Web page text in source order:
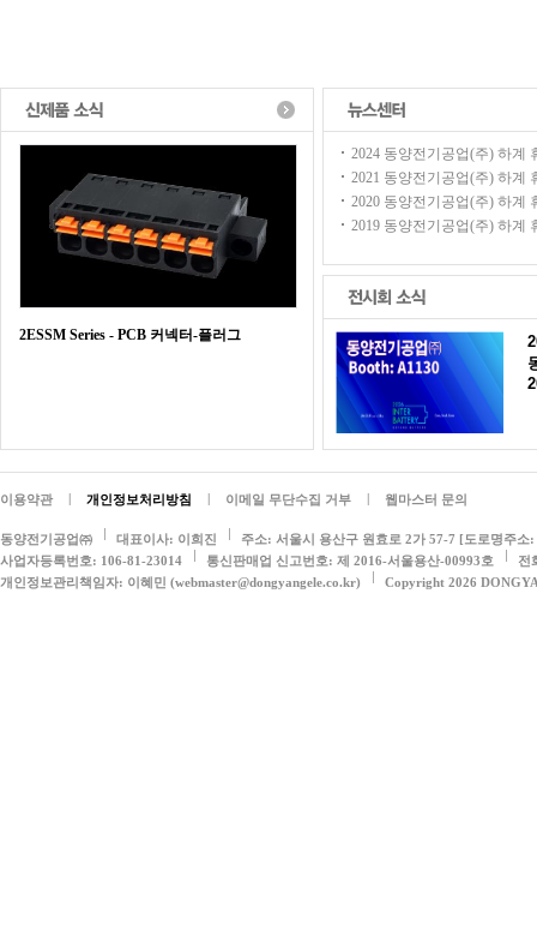
2ESSM Series - PCB 커넥터-플러그
2024 동양전기공업(주) 하계
2021 동양전기공업(주) 하계
2020 동양전기공업(주) 하계
2019 동양전기공업(주) 하계
이용약관 개인정보처리방침 이메일 무단수집 거부 웹마스터 문의
동양전기공업㈜ 대표이사: 이희진
주소: 서울시 용산구 원효로 2가 57-7 [도로명주
사업자등록번호: 106-81-23014
통신판매업 신고번호: 제 2016-서울용산-00993호
전
개인정보관리책임자: 이혜민 (webmaster@dongyangele.co.kr)
Copyright 2026